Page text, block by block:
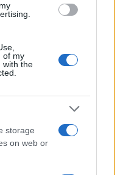
of my
with the
storage
on web or